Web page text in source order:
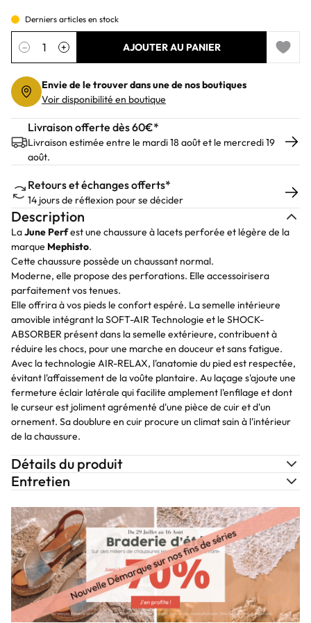
Derniers articles en stock
Quantité
− + AJOUTER AU PANIER
Add to
Envie de le trouver dans une de nos boutiques
Voir disponibilité en boutique
Livraison offerte dès 60€*
Livraison estimée entre le mardi 18 août et le mercredi 19
août.
Retours et échanges offerts*
14 jours de réflexion pour se décider
Description
LaJune Perfest une chaussure à lacets perforée et légère de la
marque Mephisto.
Cette chaussure possède un chaussant normal.
Moderne, elle propose des perforations. Elle accessoirisera
parfaitement vos tenues.
Elle offrira à vos pieds le confort espéré. La semelle intérieure
amovible intégrant la SOFT-AIR Technologie et le SHOCK-
ABSORBER présent dans la semelle extérieure, contribuent à
réduire les chocs, pour une marche en douceur et sans fatigue.
Avec la technologie AIR-RELAX, l'anatomie du pied est respectée,
évitant l'affaissement de la voûte plantaire. Au laçage s'ajoute une
fermeture éclair latérale qui facilite amplement l'enfilage et dont
le curseur est joliment agrémenté d'une pièce de cuir et d'un
ornement. Sa doublure en cuir procure un climat sain à l'intérieur
de la chaussure.
Détails du produit
Entretien